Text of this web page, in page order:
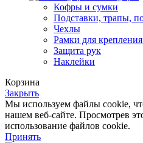
Кофры и сумки
Подставки, трапы,
Чехлы
Рамки для
Защита рук
Наклейки
Корзина
Закрыть
Мы используем файлы cookie,
нашем веб-сайте. Просмотрев
использование файлов cookie.
Принять